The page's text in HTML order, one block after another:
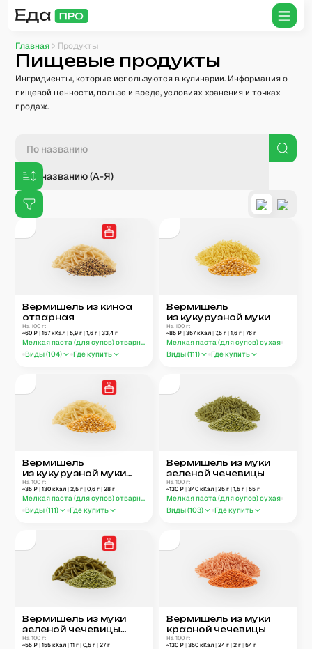
Главная Продукты
Пищевые продукты
Ингридиенты, которые используются в кулинарии. Информация о
пищевой ценности, пользе и вреде, условиях хранения и точках
продаж.
По названию (А-Я)
Вермишель из киноа
отварная
На 100 г:
~60 ₽| 157кКал| 5,9 г| 1,6 г| 33,4 г
Мелкая паста (для супов) отварная
Виды (104) Где купить
Вермишель
из кукурузной муки
На 100 г:
~85 ₽ | 357кКал | 7,5 г | 1,6 г | 76 г
Мелкая паста (для супов) сухая
Виды (111) Где купить
Вермишель
из кукурузной муки
отварная
На 100 г:
~35 ₽| 130 кКал| 2,5 г| 0,6 г| 28 г
Мелкая паста (для супов) отварная
Виды (111) Где купить
Вермишель из муки
зеленой чечевицы
На 100 г:
~130 ₽ | 340 кКал | 25 г | 1,5 г | 55 г
Мелкая паста (для супов) сухая
Виды (103) Где купить
Вермишель из муки
зеленой чечевицы
отварная
На 100 г:
~55 ₽| 155 кКал| 11 г| 0,5 г| 27г
Вермишель из муки
красной чечевицы
На 100 г:
~130 ₽ | 350 кКал | 24 г | 2 г | 54 г